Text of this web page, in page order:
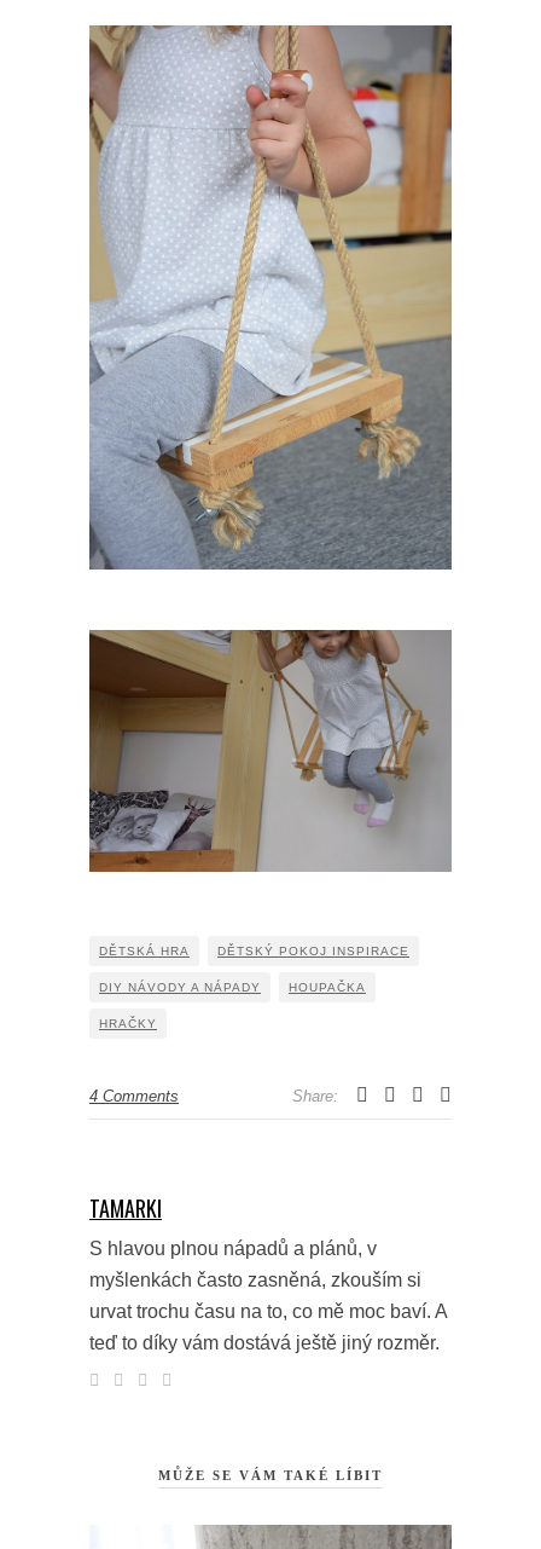
DĚTSKÁ HRA DĚTSKÝ POKOJ INSPIRACE
DIY NÁVODY A NÁPADY HOUPAČKA
HRAČKY
4 Comments Share:
TAMARKI
S hlavou plnou nápadů a plánů, v
myšlenkách často zasněná, zkouším si
urvat trochu času na to, co mě moc baví. A
teď to díky vám dostává ještě jiný rozměr.
MŮŽE SE VÁM TAKÉ LÍBIT